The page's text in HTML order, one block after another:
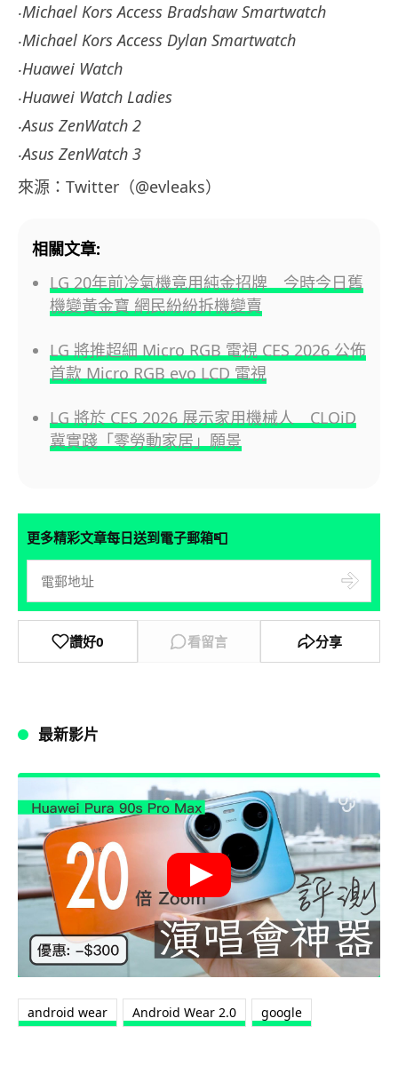
‧Michael Kors Access Bradshaw Smartwatch
‧Michael Kors Access Dylan Smartwatch
‧Huawei Watch
‧Huawei Watch Ladies
‧Asus ZenWatch 2
‧Asus ZenWatch 3
來源：Twitter（@evleaks）
相關文章:
LG 20年前冷氣機竟用純金招牌 今時今日舊
機變黃金寶 網民紛紛拆機變賣
LG 將推超細 Micro RGB 電視 CES 2026 公佈
首款 Micro RGB evo LCD 電視
LG 將於 CES 2026 展示家用機械人 CLOiD
冀實踐「零勞動家居」願景
更多精彩文章每日送到電子郵箱📮
讚好0 看留言 分享
最新影片
android wear Android Wear 2.0 google